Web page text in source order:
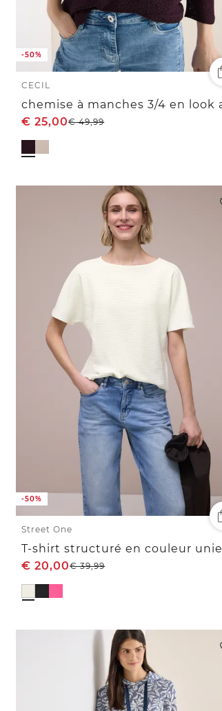
-50%
CECIL
€ 25,00€49,99
-50%
Street One
T-shirt structuré en couleur unie
€ 20,00€39,99